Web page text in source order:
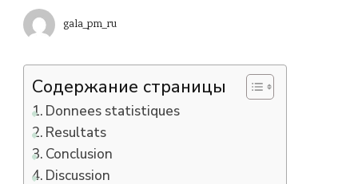
gala_pm_ru
Содержание страницы
Donnees statistiques
Resultats
Conclusion
Discussion